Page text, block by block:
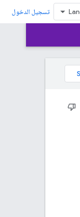
تسجيل الدخول